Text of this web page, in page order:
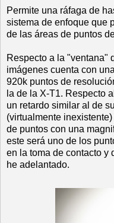
Permite una ráfaga de
sistema de enfoque que
de las áreas de puntos
Respecto a la "ventana"
imágenes cuenta con
920k puntos de
la de la X-T1. Respecto
un retardo similar al de
(virtualmente
de puntos con una
este será uno de los
en la toma de contacto y
he adelantado.